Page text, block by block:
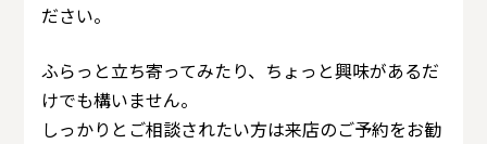
ださい。
ふらっと立ち寄ってみたり、ちょっと興味があるだ
けでも構いません。
しっかりとご相談されたい方は来店のご予約をお勧